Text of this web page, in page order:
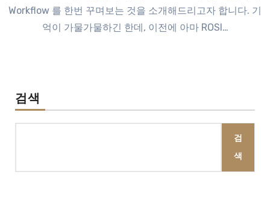
Workflow 를 한번 꾸며보는 것을 소개해드리고자 합니다. 기
억이 가물가물하긴 한데, 이전에 아마 ROSI…
검색
검
색